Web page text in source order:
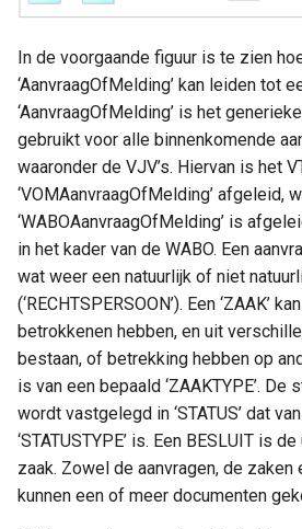
In de voorgaande figuur is te zien
‘AanvraagOfMelding’ kan leiden tot
‘AanvraagOfMelding’ is het
gebruikt voor alle binnenkomende
waaronder de VJV’s. Hiervan is het
‘VOMAanvraagOfMelding’ afgeleid,
‘WABOAanvraagOfMelding’ is
in het kader van de WABO. Een
wat weer een natuurlijk of niet
(‘RECHTSPERSOON’). Een ‘ZAAK’
betrokkenen hebben, en uit
bestaan, of betrekking hebben op
is van een bepaald ‘ZAAKTYPE’. De
wordt vastgelegd in ‘STATUS’ dat
‘STATUSTYPE’ is. Een BESLUIT is
zaak. Zowel de aanvragen, de
kunnen een of meer documenten